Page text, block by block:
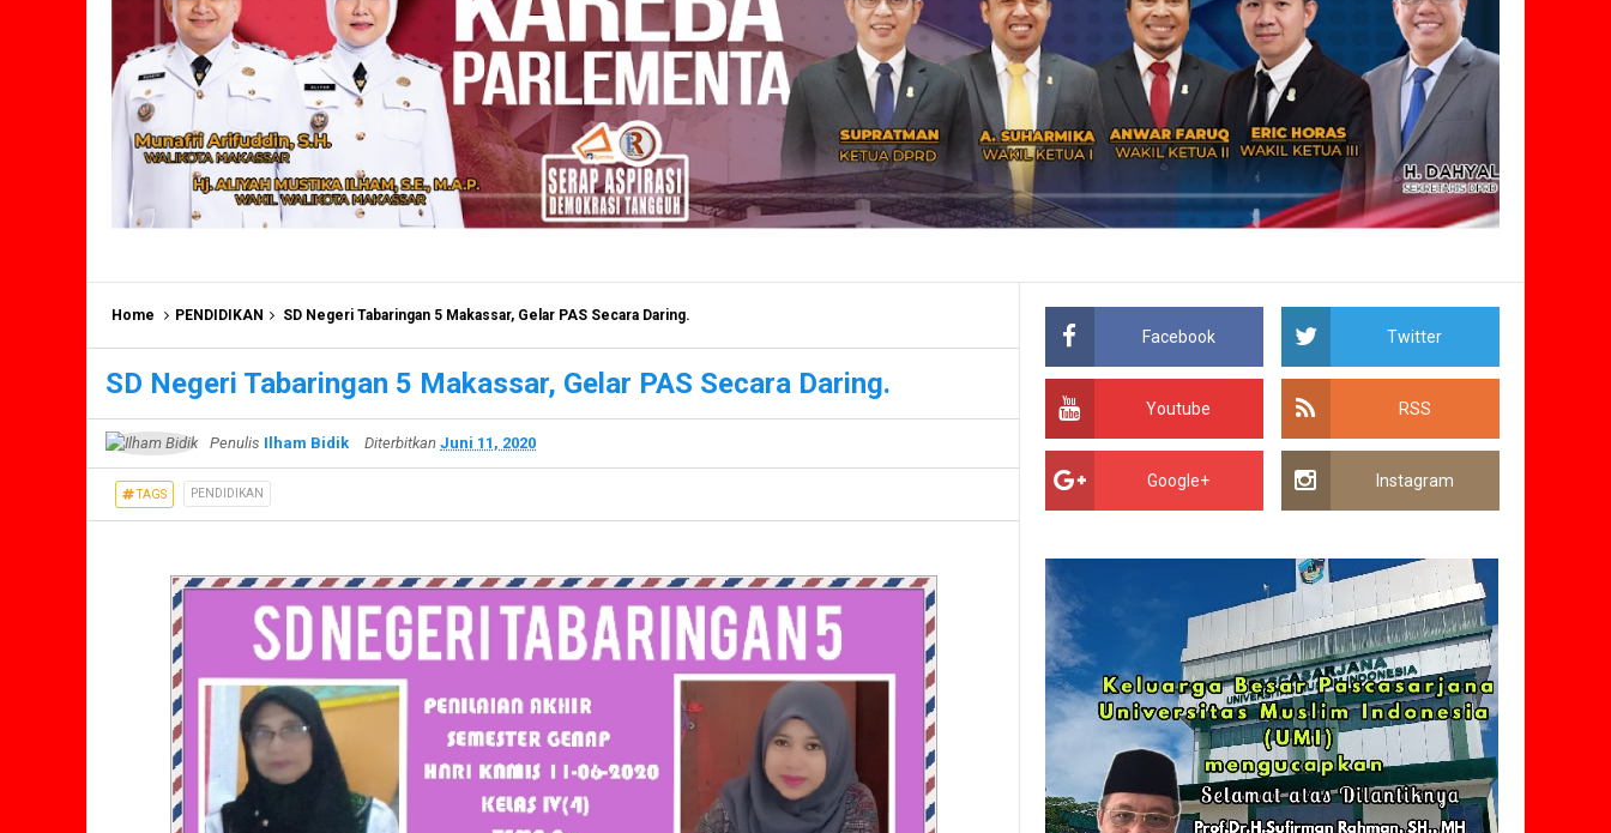
Home PENDIDIKAN SD Negeri Tabaringan 5 Makassar, Gelar PAS Secara Daring.
SD Negeri Tabaringan 5 Makassar, Gelar PAS Secara Daring.
Penulis Ilham Bidik Diterbitkan Juni 11, 2020
TAGS PENDIDIKAN
Facebook Twitter
Youtube RSS
Google+ Instagram